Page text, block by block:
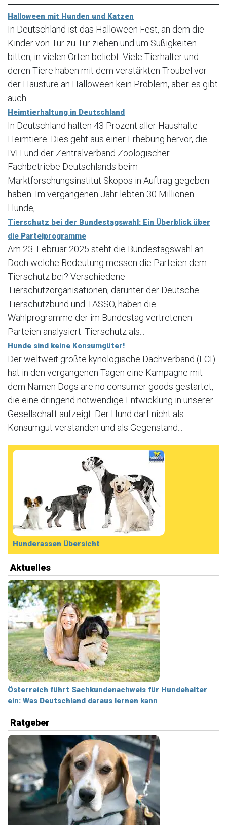
Halloween mit Hunden und Katzen
In Deutschland ist das Halloween Fest, an dem die
Kinder von Tür zu Tür ziehen und um Süßigkeiten
bitten, in vielen Orten beliebt. Viele Tierhalter und
deren Tiere haben mit dem verstärkten Troubel vor
der Haustüre an Halloween kein Problem, aber es gibt
auch...
Heimtierhaltung in Deutschland
In Deutschland halten 43 Prozent aller Haushalte
Heimtiere. Dies geht aus einer Erhebung hervor, die
IVH und der Zentralverband Zoologischer
Fachbetriebe Deutschlands beim
Marktforschungsinstitut Skopos in Auftrag gegeben
haben. Im vergangenen Jahr lebten 30 Millionen
Hunde,...
Tierschutz bei der Bundestagswahl: Ein Überblick über
die Parteiprogramme
Am 23. Februar 2025 steht die Bundestagswahl an.
Doch welche Bedeutung messen die Parteien dem
Tierschutz bei? Verschiedene
Tierschutzorganisationen, darunter der Deutsche
Tierschutzbund und TASSO, haben die
Wahlprogramme der im Bundestag vertretenen
Parteien analysiert. Tierschutz als...
Hunde sind keine Konsumgüter!
Der weltweit größte kynologische Dachverband (FCI)
hat in den vergangenen Tagen eine Kampagne mit
dem Namen Dogs are no consumer goods gestartet,
die eine dringend notwendige Entwicklung in unserer
Gesellschaft aufzeigt: Der Hund darf nicht als
Konsumgut verstanden und als Gegenstand...
Hunderassen Übersicht
Aktuelles
Österreich führt Sachkundenachweis für Hundehalter
ein: Was Deutschland daraus lernen kann
Ratgeber